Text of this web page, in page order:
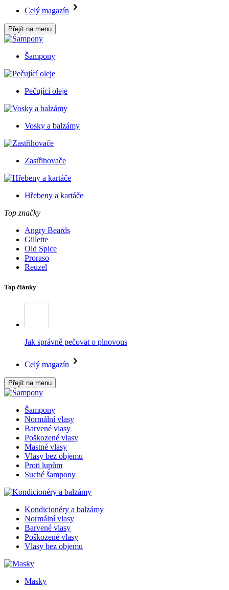
Celý magazín
Přejít na menu
Šampony
Pečující oleje
Vosky a balzámy
Zastřihovače
Hřebeny a kartáče
Top značky
Angry Beards
Gillette
Old Spice
Proraso
Reuzel
Top články
Jak správně pečovat o plnovous
Celý magazín
Přejít na menu
Šampony
Normální vlasy
Barvené vlasy
Poškozené vlasy
Mastné vlasy
Vlasy bez objemu
Proti lupům
Suché šampony
Kondicionéry a balzámy
Normální vlasy
Barvené vlasy
Poškozené vlasy
Vlasy bez objemu
Masky